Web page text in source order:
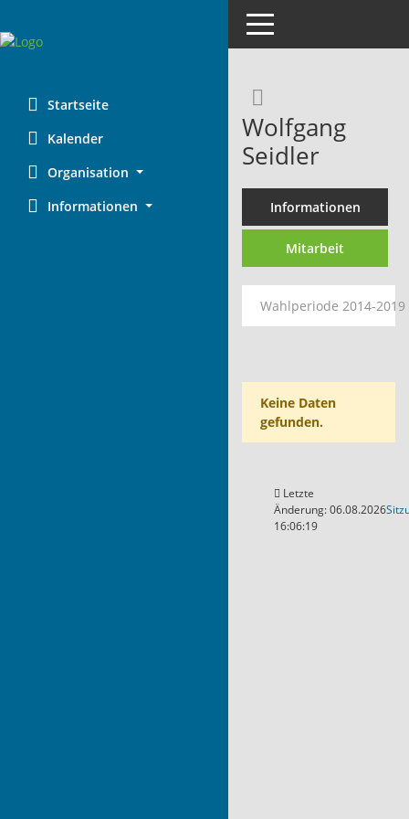
Startseite
Kalender
Organisation
Informationen
Toggle navigation
Wolfgang
Seidler
Informationen
Mitarbeit
Wahlperiode 2014-2019
Keine Daten
gefunden.
Letzte
Änderung: 06.08.2026
16:06:19